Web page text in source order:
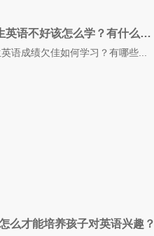
小学生英语不好该怎么学？有什么技巧？
语成绩欠佳如何学习？有哪些...
么才能培养孩子对英语兴趣？